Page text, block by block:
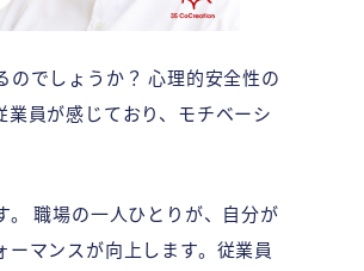
でしょうか？ 心理的安全性の
員が感じており、モチベーシ
職場の一人ひとりが、自分が
マンスが向上します。従業員